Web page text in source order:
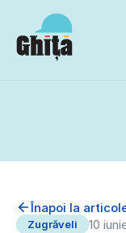
Înapoi la
Zugrăveli 10